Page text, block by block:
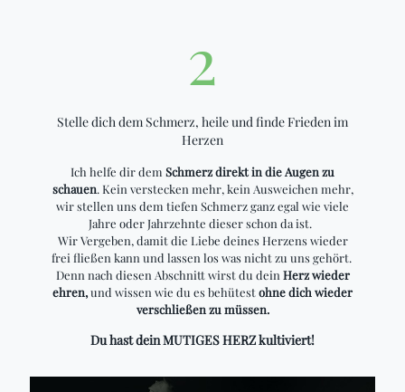
2
Stelle dich dem Schmerz, heile und finde Frieden im
Herzen
Ich helfe dir dem Schmerz direkt in die Augen zu
schauen. Kein verstecken mehr, kein Ausweichen mehr,
wir stellen uns dem tiefen Schmerz ganz egal wie viele
Jahre oder Jahrzehnte dieser schon da ist.
Wir Vergeben, damit die Liebe deines Herzens wieder
frei fließen kann und lassen los was nicht zu uns gehört.
Denn nach diesen Abschnitt wirst du dein Herz wieder
ehren,und wissen wie du es behütestohne dich wieder
verschließen zu müssen.
Du hast dein MUTIGES HERZ kultiviert!